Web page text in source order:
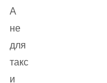
А
не
для
такс
и